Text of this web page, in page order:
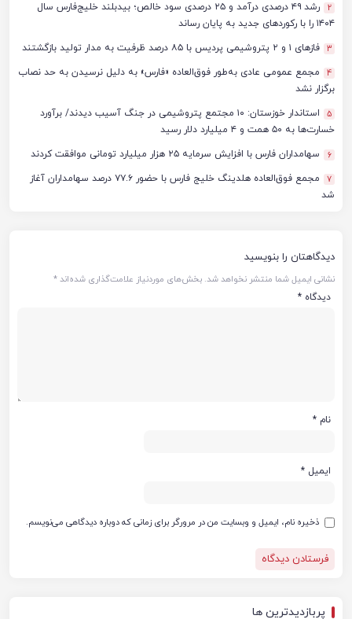
2
رشد ۴۹ درصدی درآمد و ۲۵ درصدی سود خالص؛ بیدبلند خلیج‌فارس سال
۱۴۰۴ را با رکوردهای جدید به پایان رساند
3 فازهای ۱ و ۲ پتروشیمی پردیس با ۸۵ درصد ظرفیت به مدار تولید بازگشتند
4
مجمع عمومی عادی به‌طور فوق‌العاده «فارس» به دلیل نرسیدن به حد نصاب
برگزار نشد
5
استاندار خوزستان: ۱۰ مجتمع پتروشیمی در جنگ آسیب دیدند/ برآورد
خسارت‌ها به ۵۰ همت و ۴ میلیارد دلار رسید
6 سهامداران فارس با افزایش سرمایه ۲۵ هزار میلیارد تومانی موافقت کردند
7
مجمع فوق‌العاده هلدینگ خلیج فارس با حضور ۷۷.۶ درصد سهامداران آغاز
شد
دیدگاهتان را بنویسید
نشانی ایمیل شما منتشر نخواهد شد. بخش‌های موردنیاز علامت‌گذاری شده‌اند*
دیدگاه *
نام *
ایمیل *
ذخیره نام، ایمیل و وبسایت من در مرورگر برای زمانی که دوباره دیدگاهی می‌نویسم.
پربازدیدترین ها